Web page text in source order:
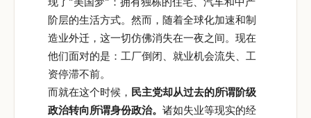
阶层的生活方式。然而，随着全球化加速和制
造业外迁，这一切仿佛消失在一夜之间。现在
他们面对的是：工厂倒闭、就业机会流失、工
资停滞不前。
而就在这个时候， 民主党却从过去的所谓阶级
政治转向所谓身份政治。 诸如失业等现实的经